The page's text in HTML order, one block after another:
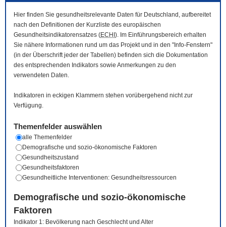
Hier finden Sie gesundheitsrelevante Daten für Deutschland, aufbereitet
nach den Definitionen der Kurzliste des europäischen
Gesundheitsindikatorensatzes (ECHI ). Im Einführungsbereich erhalten
Sie nähere Informationen rund um das Projekt und in den "Info-Fenstern"
(in der Überschrift jeder der Tabellen) befinden sich die Dokumentation
des entsprechenden Indikators sowie Anmerkungen zu den
verwendeten Daten.
Indikatoren in eckigen Klammern stehen vorübergehend nicht zur
Verfügung.
Themenfelder auswählen
alle Themenfelder
Demografische und sozio-ökonomische Faktoren
Gesundheitszustand
Gesundheitsfaktoren
Gesundheitliche Interventionen: Gesundheitsressourcen
Demografische und sozio-ökonomische
Faktoren
Indikator 1: Bevölkerung nach Geschlecht und Alter